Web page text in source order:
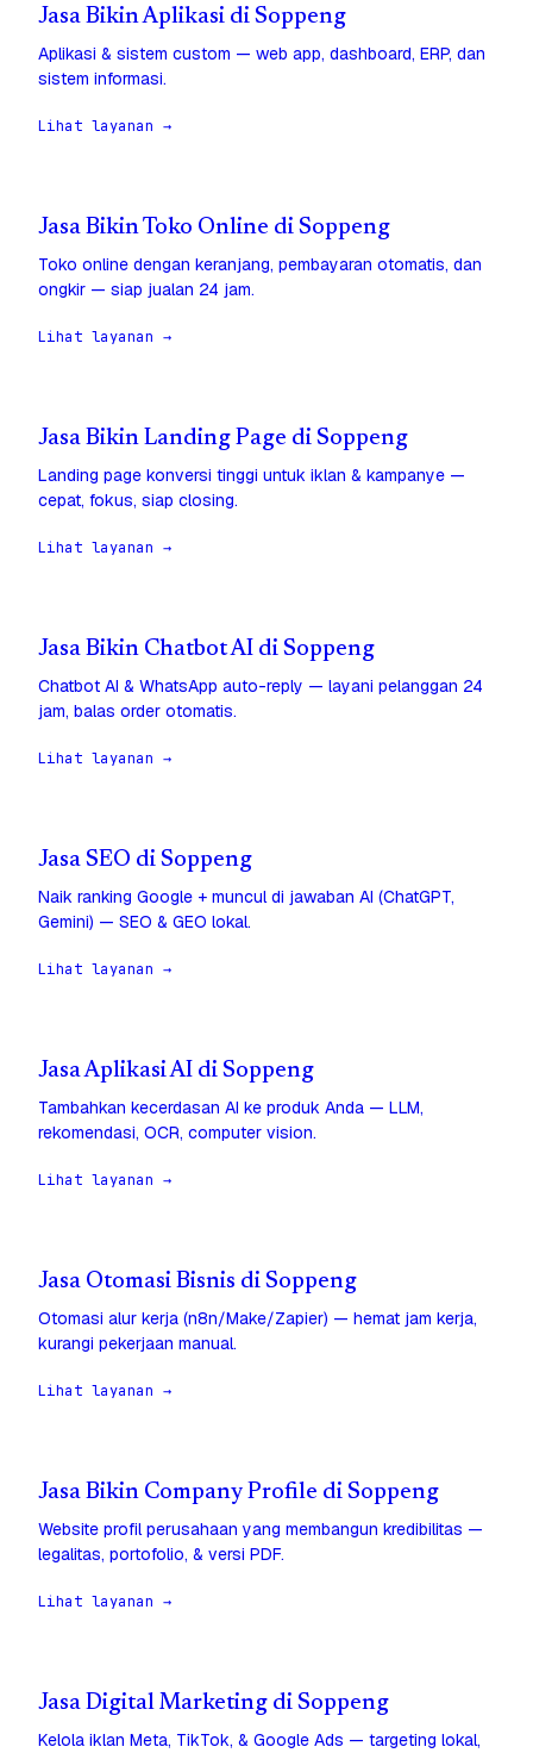
Jasa Bikin Aplikasi di Soppeng
Aplikasi & sistem custom — web app, dashboard, ERP, dan
sistem informasi.
Lihat layanan →
Jasa Bikin Toko Online di Soppeng
Toko online dengan keranjang, pembayaran otomatis, dan
ongkir — siap jualan 24 jam.
Lihat layanan →
Jasa Bikin Landing Page di Soppeng
Landing page konversi tinggi untuk iklan & kampanye —
cepat, fokus, siap closing.
Lihat layanan →
Jasa Bikin Chatbot AI di Soppeng
Chatbot AI & WhatsApp auto-reply — layani pelanggan 24
jam, balas order otomatis.
Lihat layanan →
Jasa SEO di Soppeng
Naik ranking Google + muncul di jawaban AI (ChatGPT,
Gemini) — SEO & GEO lokal.
Lihat layanan →
Jasa Aplikasi AI di Soppeng
Tambahkan kecerdasan AI ke produk Anda — LLM,
rekomendasi, OCR, computer vision.
Lihat layanan →
Jasa Otomasi Bisnis di Soppeng
Otomasi alur kerja (n8n/Make/Zapier) — hemat jam kerja,
kurangi pekerjaan manual.
Lihat layanan →
Jasa Bikin Company Profile di Soppeng
Website profil perusahaan yang membangun kredibilitas —
legalitas, portofolio, & versi PDF.
Lihat layanan →
Jasa Digital Marketing di Soppeng
Kelola iklan Meta, TikTok, & Google Ads — targeting lokal,